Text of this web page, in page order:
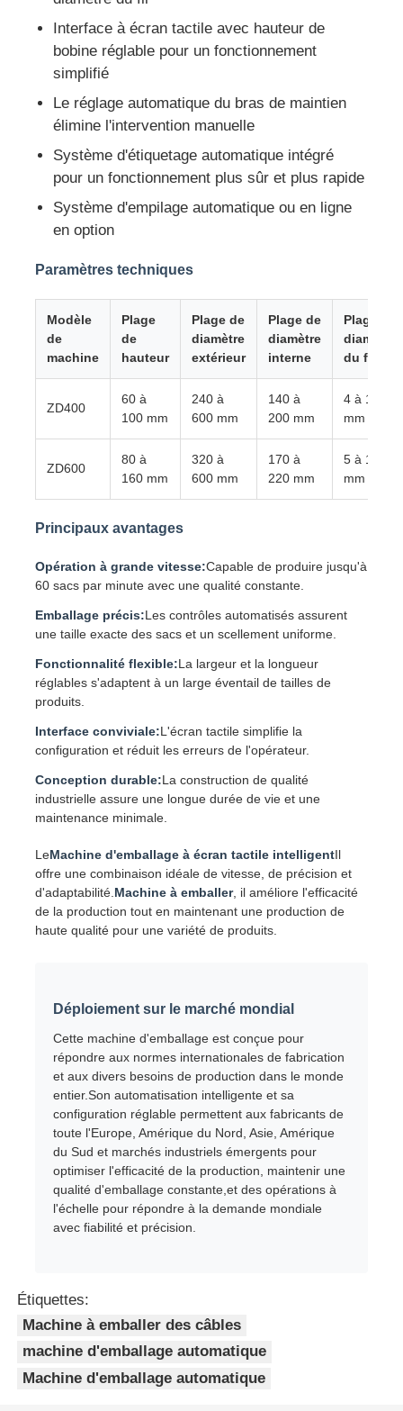
ligne d'extrusion de fil
machine de toronnage
Machine à double torsion
Machine blindée
Machine d'emballage
Machine simple de torsion
fil étendant la machine
rebobineuse
transport outre de machine
Machine à emballer des câbles
machine à enrouler des câbles
machine d'extrusion de dénudage
Interface à écran tactile avec hauteur de
bobine réglable pour un fonctionnement
simplifié
Le réglage automatique du bras de maintien
élimine l'intervention manuelle
Système d'étiquetage automatique intégré
pour un fonctionnement plus sûr et plus rapide
Système d'empilage automatique ou en ligne
en option
Paramètres techniques
Modèle
de
machine
Plage
de
hauteur
Plage de
diamètre
extérieur
Plage de
diamètre
interne
Plage de
diamètre
du fil
ZD400
60 à
100 mm
240 à
600 mm
140 à
200 mm
4 à 12
mm
ZD600
80 à
160 mm
320 à
600 mm
170 à
220 mm
5 à 18
mm
Principaux avantages
Opération à grande vitesse:Capable de produire jusqu'à
60 sacs par minute avec une qualité constante.
Emballage précis:Les contrôles automatisés assurent
une taille exacte des sacs et un scellement uniforme.
Fonctionnalité flexible:La largeur et la longueur
réglables s'adaptent à un large éventail de tailles de
produits.
Interface conviviale:L'écran tactile simplifie la
configuration et réduit les erreurs de l'opérateur.
Conception durable:La construction de qualité
industrielle assure une longue durée de vie et une
maintenance minimale.
LeMachine d'emballage à écran tactile intelligentIl
offre une combinaison idéale de vitesse, de précision et
d'adaptabilité. Machine à emballer, il améliore l'efficacité
de la production tout en maintenant une production de
haute qualité pour une variété de produits.
Déploiement sur le marché mondial
Cette machine d'emballage est conçue pour
répondre aux normes internationales de fabrication
et aux divers besoins de production dans le monde
entier.Son automatisation intelligente et sa
configuration réglable permettent aux fabricants de
toute l'Europe, Amérique du Nord, Asie, Amérique
du Sud et marchés industriels émergents pour
optimiser l'efficacité de la production, maintenir une
qualité d'emballage constante,et des opérations à
l'échelle pour répondre à la demande mondiale
avec fiabilité et précision.
Étiquettes:
Machine à emballer des câbles
machine d'emballage automatique
Machine d'emballage automatique